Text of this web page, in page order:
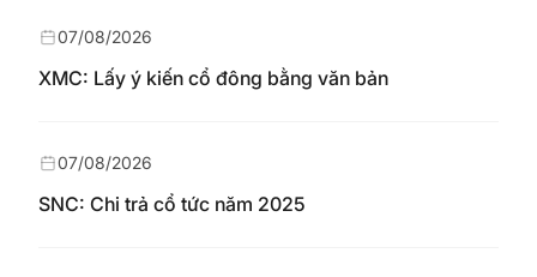
XMC: Lấy ý kiến cổ đông bằng văn bản
07/08/2026
SNC: Chi trả cổ tức năm 2025
07/08/2026